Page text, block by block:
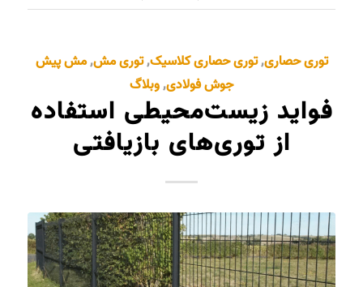
توری حصاری,توری حصاری کلاسیک,توری مش,مش پیش
جوش فولادی,وبلاگ
فواید زیست‌محیطی استفاده
از توری‌های بازیافتی